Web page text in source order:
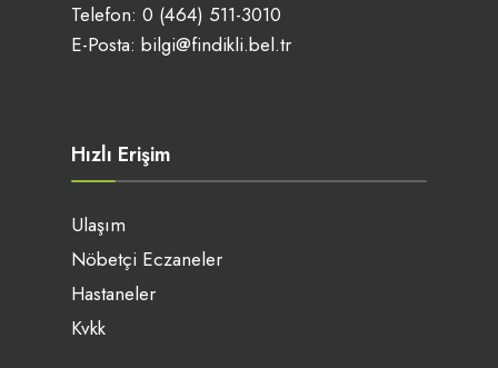
Telefon: 0 (464) 511-3010
E-Posta: bilgi@findikli.bel.tr
Hızlı Erişim
Ulaşım
Nöbetçi Eczaneler
Hastaneler
Kvkk